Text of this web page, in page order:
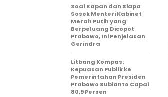
Soal Kapan dan Siapa
Sosok Menteri Kabinet
Merah Putih yang
Berpeluang Dicopot
Prabowo, Ini Penjelasan
Gerindra
Litbang Kompas:
Kepuasan Publik ke
Pemerintahan Presiden
Prabowo Subianto Capai
80,9 Persen